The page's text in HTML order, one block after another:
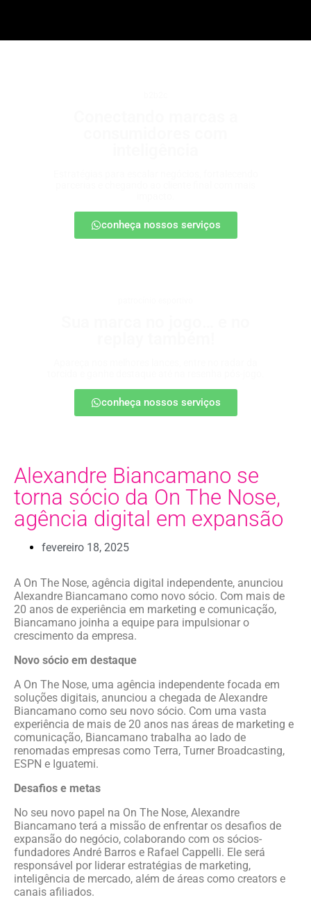
conheça nossos serviços
conheça nossos serviços
Alexandre Biancamano se
torna sócio da On The Nose,
agência digital em expansão
fevereiro 18, 2025
A On The Nose, agência digital independente, anunciou
Alexandre Biancamano como novo sócio. Com mais de
20 anos de experiência em marketing e comunicação,
Biancamano joinha a equipe para impulsionar o
crescimento da empresa.
Novo sócio em destaque
A On The Nose, uma agência independente focada em
soluções digitais, anunciou a chegada de Alexandre
Biancamano como seu novo sócio. Com uma vasta
experiência de mais de 20 anos nas áreas de marketing e
comunicação, Biancamano trabalha ao lado de
renomadas empresas como Terra, Turner Broadcasting,
ESPN e Iguatemi.
Desafios e metas
No seu novo papel na On The Nose, Alexandre
Biancamano terá a missão de enfrentar os desafios de
expansão do negócio, colaborando com os sócios-
fundadores André Barros e Rafael Cappelli. Ele será
responsável por liderar estratégias de marketing,
inteligência de mercado, além de áreas como creators e
canais afiliados.